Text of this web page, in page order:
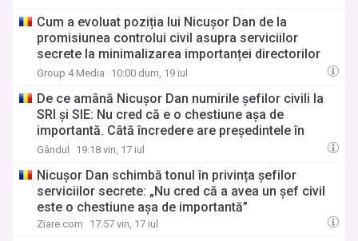
Cum a evoluat poziția lui Nicușor Dan de la
promisiunea controlui civil asupra serviciilor
secrete la minimalizarea importanței directorilor
civili
Group 4 Media 10:00 dum, 19 iul
De ce amână Nicușor Dan numirile șefilor civili la
SRI și SIE: Nu cred că e o chestiune așa de
importantă. Câtă încredere are președintele în
servicii
Gândul 19:18 vin, 17 iul
Nicușor Dan schimbă tonul în privința șefilor
serviciilor secrete: „Nu cred că a avea un șef civil
este o chestiune așa de importantă”
Ziare.com 17:57 vin, 17 iul